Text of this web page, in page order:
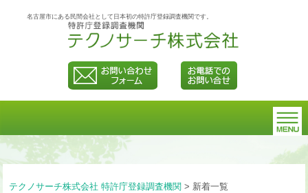
名古屋市にある民間会社として日本初の特許庁登録調査機関です。
テクノサーチ株式会社 特許庁登録調査機関 > 新着一覧